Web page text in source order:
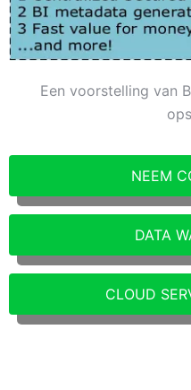
Een voorstelling van
NEEM
DATA
CLOUD